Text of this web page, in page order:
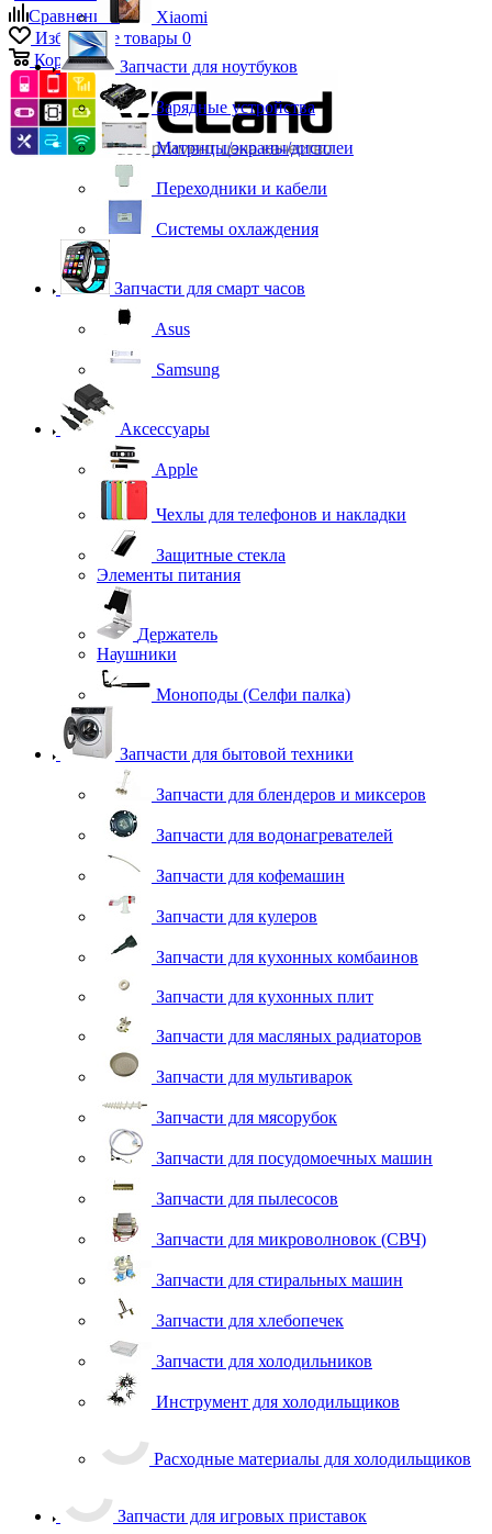
Сравнение
0
Избранные товары 0
Корзина 0
Xiaomi
Запчасти для ноутбуков
Зарядные устройства
Матрицы/экраны/дисплеи
Переходники и кабели
Системы охлаждения
Запчасти для смарт часов
Asus
Samsung
Аксессуары
Apple
Чехлы для телефонов и накладки
Защитные стекла
Элементы питания
Держатель
Наушники
Моноподы (Селфи палка)
Запчасти для бытовой техники
Запчасти для блендеров и миксеров
Запчасти для водонагревателей
Запчасти для кофемашин
Запчасти для кулеров
Запчасти для кухонных комбаинов
Запчасти для кухонных плит
Запчасти для масляных радиаторов
Запчасти для мультиварок
Запчасти для мясорубок
Запчасти для посудомоечных машин
Запчасти для пылесосов
Запчасти для микроволновок (СВЧ)
Запчасти для стиральных машин
Запчасти для хлебопечек
Запчасти для холодильников
Инструмент для холодильщиков